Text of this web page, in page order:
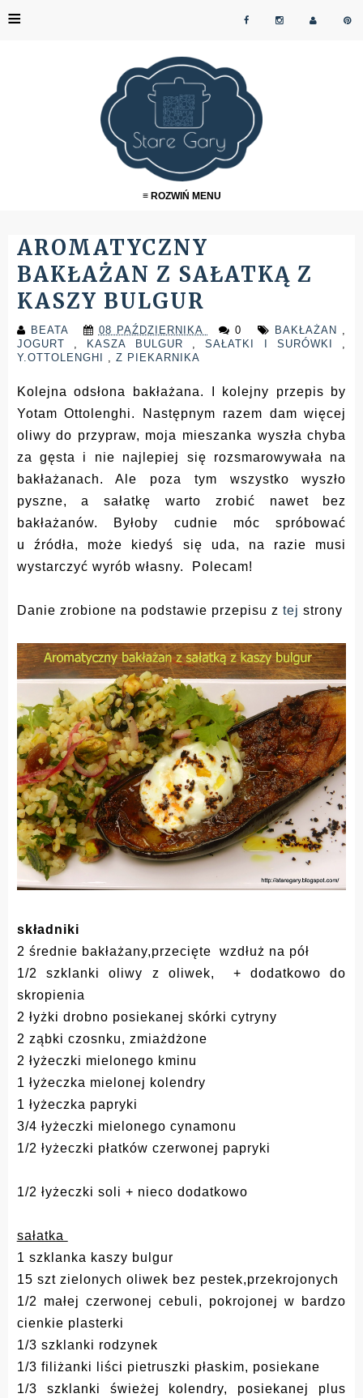
≡
≡ ROZWIŃ MENU
AROMATYCZNY
BAKŁAŻAN Z SAŁATKĄ Z
KASZY BULGUR
BEATA 08 PAŹDZIERNIKA 0 BAKŁAŻAN ,
JOGURT , KASZA BULGUR ,SAŁATKI I SURÓWKI ,
Y.OTTOLENGHI , Z PIEKARNIKA
Kolejna odsłona bakłażana. I kolejny przepis by
Yotam Ottolenghi. Następnym razem dam więcej
oliwy do przypraw, moja mieszanka wyszła chyba
za gęsta i nie najlepiej się rozsmarowywała na
bakłażanach. Ale poza tym wszystko wyszło
pyszne, a sałatkę warto zrobić nawet bez
bakłażanów. Byłoby cudnie móc spróbować
u źródła, może kiedyś się uda, na razie musi
wystarczyć wyrób własny. Polecam!
Danie zrobione na podstawie przepisu z tej strony
składniki
2 średnie bakłażany,przecięte wzdłuż na pół
1/2 szklanki oliwy z oliwek, + dodatkowo do
skropienia
2 łyżki drobno posiekanej skórki cytryny
2 ząbki czosnku, zmiażdżone
2 łyżeczki mielonego kminu
1 łyżeczka mielonej kolendry
1 łyżeczka papryki
3/4 łyżeczki mielonego cynamonu
1/2 łyżeczki płatków czerwonej papryki
1/2 łyżeczki soli + nieco dodatkowo
sałatka
1 szklanka kaszy bulgur
15 szt zielonych oliwek bez pestek,przekrojonych
1/2 małej czerwonej cebuli, pokrojonej w bardzo
cienkie plasterki
1/3 szklanki rodzynek
1/3 filiżanki liści pietruszki płaskim, posiekane
1/3 szklanki świeżej kolendry, posiekanej plus